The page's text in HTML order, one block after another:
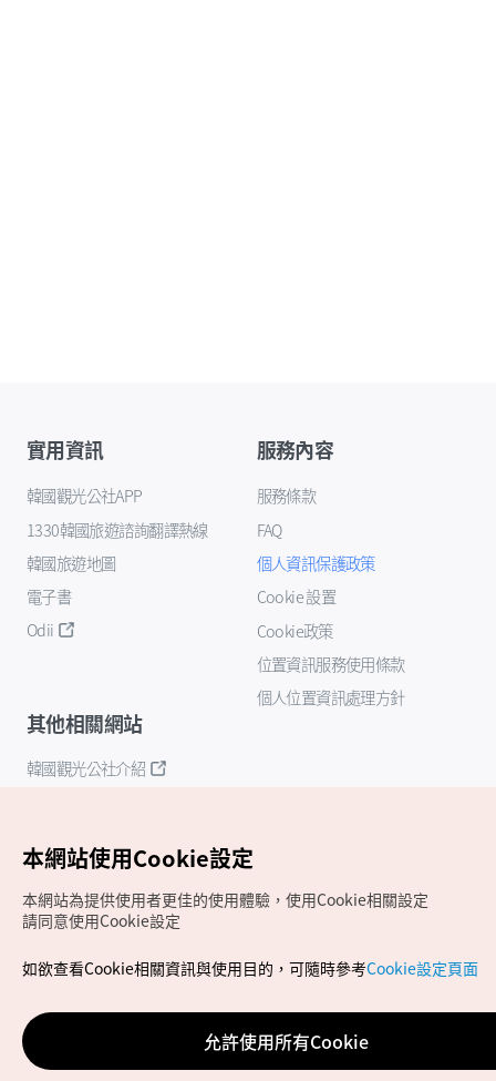
實用資訊
韓國觀光公社APP
1330韓國旅遊諮詢翻譯熱線
韓國旅遊地圖
電子書
Odii
服務內容
服務條款
FAQ
個人資訊保護政策
Cookie 設置
Cookie政策
位置資訊服務使用條款
個人位置資訊處理方針
其他相關網站
韓國觀光公社介紹
Copyrights (c) 韓國觀光公社版權所有
如有相關疑問或建議，歡迎來信至官方信箱
chinese_big5@knto.or.kr
本網站使用Cookie設定
本網站為提供使用者更佳的使用體驗，使用Cookie相關設定
請同意使用Cookie設定
如欲查看Cookie相關資訊與使用目的，可隨時參考Cookie設定頁面
允許使用所有Cookie